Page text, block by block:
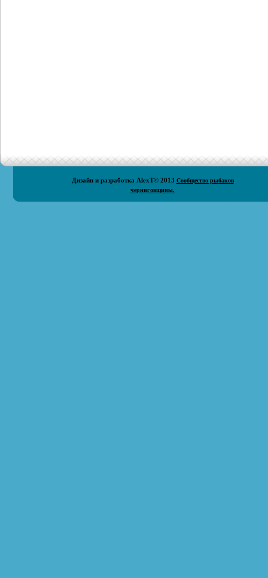
Дизайн и разработка AlexT© 2013 Сообщество рыбаков
черниговщины.